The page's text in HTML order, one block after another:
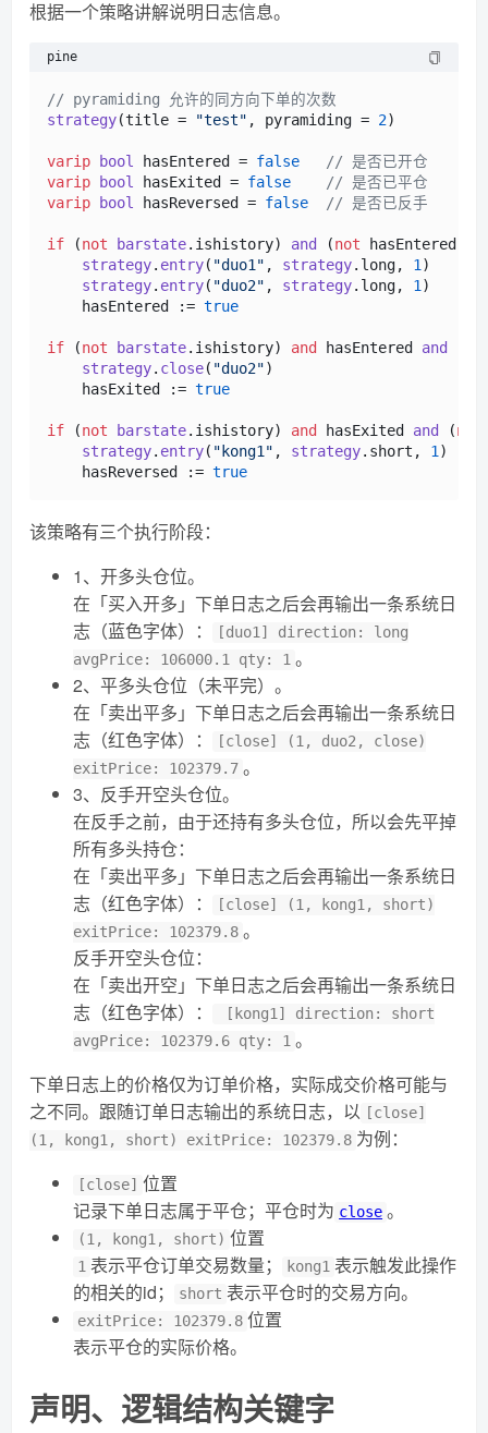
根据一个策略讲解说明日志信息。
pine
// pyramiding 允许的同方向下单的次数
strategy(title = "test" , pyramiding = 2)
varip bool hasEntered = false
// 是否已开仓
varip
bool hasExited = false
// 是否已平仓
varip
bool hasReversed = false // 是否已反手
if (not barstate. ishistory) and (not hasEntered)
strategy. entry( "duo1" , strategy. long, 1)
strategy. entry( "duo2" , strategy. long, 1)
    hasEntered :=
true
if (not barstate. ishistory) and hasEntered and
strategy. close( "duo2")
    hasExited :=
true
if (not barstate. ishistory) and hasExited and (not
strategy. entry( "kong1" , strategy. short , 1)
    hasReversed :=
true
该策略有三个执行阶段：
1、开多头仓位。
在「买入开多」下单日志之后会再输出一条系统日
志（蓝色字体）：
[duo1] direction: long
avgPrice: 106000.1 qty: 1 。
2、平多头仓位（未平完）。
在「卖出平多」下单日志之后会再输出一条系统日
志（红色字体）：
[close] (1, duo2, close)
exitPrice: 102379.7 。
3、反手开空头仓位。
在反手之前，由于还持有多头仓位，所以会先平掉
所有多头持仓：
在「卖出平多」下单日志之后会再输出一条系统日
志（红色字体）：
[close] (1, kong1, short)
exitPrice: 102379.8 。
反手开空头仓位：
在「卖出开空」下单日志之后会再输出一条系统日
志（红色字体）：
[kong1] direction: short
avgPrice: 102379.6 qty: 1 。
下单日志上的价格仅为订单价格，实际成交价格可能与
之不同。跟随订单日志输出的系统日志，以 [close]
(1, kong1, short) exitPrice: 102379.8 为例：
[close] 位置
记录下单日志属于平仓；平仓时为 close 。
(1, kong1, short) 位置
1 表示平仓订单交易数量； kong1 表示触发此操作
的相关的id；
short 表示平仓时的交易方向。
exitPrice: 102379.8 位置
表示平仓的实际价格。
声明、逻辑结构关键字